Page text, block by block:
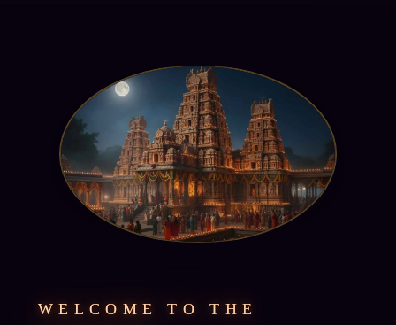
WELCOME TO THE